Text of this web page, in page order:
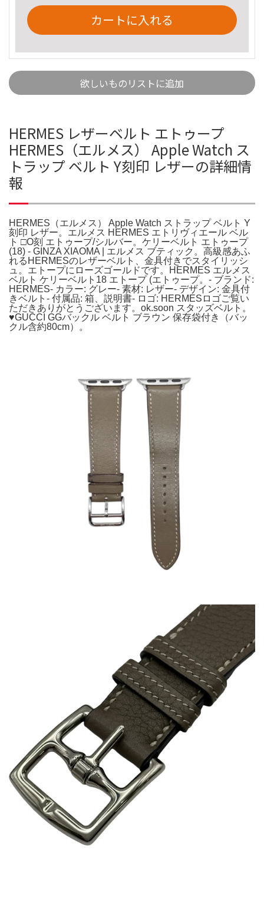
カートに入れる
欲しいものリストに追加
HERMES レザーベルト エトゥープ
HERMES（エルメス） Apple Watch ス
トラップ ベルト Y刻印 レザーの詳細情
報
HERMES（エルメス） Apple Watch ストラップ ベルト Y
刻印 レザー。エルメス HERMES エトリヴィエール ベル
ト □O刻 エトゥープ/シルバー。ケリーベルト エトゥープ
(18) - GINZA XIAOMA | エルメス ブティック。高級感あふ
れるHERMESのレザーベルト、金具付きでスタイリッシ
ュ。エトープにローズゴールドです。HERMES エルメス
ベルト ケリーベルト18 エトープ (エトゥープ。- ブランド:
HERMES- カラー: グレー- 素材: レザー- デザイン: 金具付
きベルト- 付属品: 箱、説明書- ロゴ: HERMESロゴご覧い
ただきありがとうございます。ok.soon スタッズベルト。
♥GUCCI GGバックル ベルト ブラウン 保存袋付き（バッ
クル含約80cm）。